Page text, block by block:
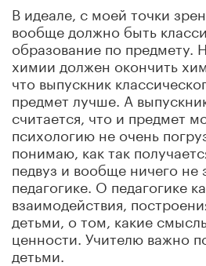
В идеале, с моей точки
вообще должно быть
образование по предмету.
химии должен окончить
что выпускник
предмет лучше. А
считается, что и предмет
психологию не очень
понимаю, как так
педвуз и вообще ничего не
педагогике. О педагогике
взаимодействия,
детьми, о том, какие
ценности. Учителю важно
детьми.